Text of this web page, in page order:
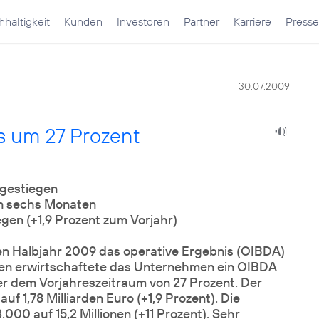
Kunden Investoren Partner Karriere Presse
30.07.2009
27 Prozent
sechs Monaten
(+1,9 Prozent zum Vorjahr)
Halbjahr 2009 das operative Ergebnis (OIBDA)
erwirtschaftete das Unternehmen ein OIBDA
dem Vorjahreszeitraum von 27 Prozent. Der
1,78 Milliarden Euro (+1,9 Prozent). Die
auf 15,2 Millionen (+11 Prozent). Sehr